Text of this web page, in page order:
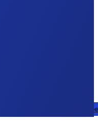
Sprechen Sie mit einem